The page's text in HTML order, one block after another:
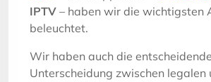
IPTV – haben wir die wichtigsten
beleuchtet.
Wir haben auch die entscheidende
Unterscheidung zwischen legalen